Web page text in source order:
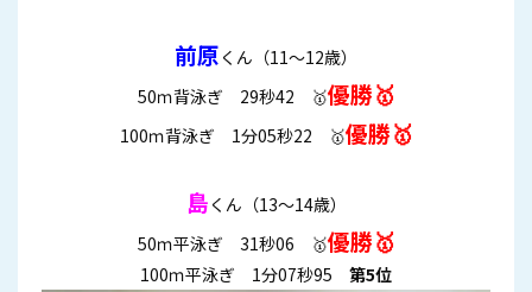
前原 くん（11～12歳）
50ｍ背泳ぎ 29秒42 🥇優勝🥇
100ｍ背泳ぎ 1分05秒22 🥇優勝🥇
島 くん（13～14歳）
50ｍ平泳ぎ 31秒06 🥇優勝🥇
100ｍ平泳ぎ 1分07秒95 第5位